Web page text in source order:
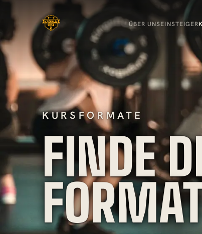
ÜBER UNSEINSTEIGER
KURSFORMATE
FINDE